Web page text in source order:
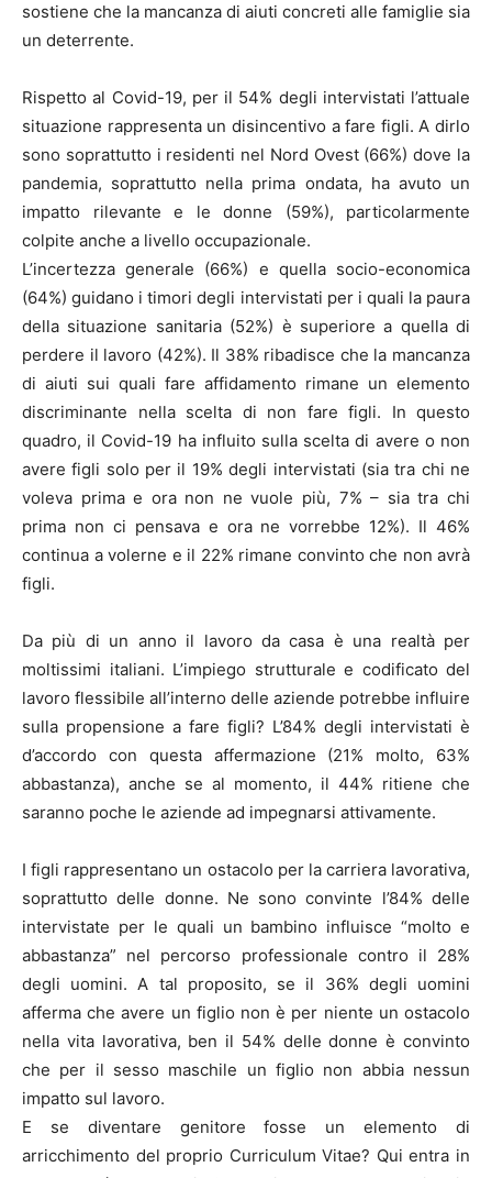
sostiene che la mancanza di aiuti concreti alle famiglie sia
un deterrente.
Rispetto al Covid-19, per il 54% degli intervistati l’attuale
situazione rappresenta un disincentivo a fare figli. A dirlo
sono soprattutto i residenti nel Nord Ovest (66%) dove la
pandemia, soprattutto nella prima ondata, ha avuto un
impatto rilevante e le donne (59%), particolarmente
colpite anche a livello occupazionale.
L’incertezza generale (66%) e quella socio-economica
(64%) guidano i timori degli intervistati per i quali la paura
della situazione sanitaria (52%) è superiore a quella di
perdere il lavoro (42%). Il 38% ribadisce che la mancanza
di aiuti sui quali fare affidamento rimane un elemento
discriminante nella scelta di non fare figli. In questo
quadro, il Covid-19 ha influito sulla scelta di avere o non
avere figli solo per il 19% degli intervistati (sia tra chi ne
voleva prima e ora non ne vuole più, 7% – sia tra chi
prima non ci pensava e ora ne vorrebbe 12%). Il 46%
continua a volerne e il 22% rimane convinto che non avrà
figli.
Da più di un anno il lavoro da casa è una realtà per
moltissimi italiani. L’impiego strutturale e codificato del
lavoro flessibile all’interno delle aziende potrebbe influire
sulla propensione a fare figli? L’84% degli intervistati è
d’accordo con questa affermazione (21% molto, 63%
abbastanza), anche se al momento, il 44% ritiene che
saranno poche le aziende ad impegnarsi attivamente.
I figli rappresentano un ostacolo per la carriera lavorativa,
soprattutto delle donne. Ne sono convinte l’84% delle
intervistate per le quali un bambino influisce “molto e
abbastanza” nel percorso professionale contro il 28%
degli uomini. A tal proposito, se il 36% degli uomini
afferma che avere un figlio non è per niente un ostacolo
nella vita lavorativa, ben il 54% delle donne è convinto
che per il sesso maschile un figlio non abbia nessun
impatto sul lavoro.
E se diventare genitore fosse un elemento di
arricchimento del proprio Curriculum Vitae? Qui entra in